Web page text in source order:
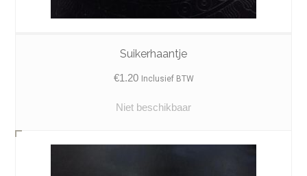
Suikerhaantje
€1.20 Inclusief BTW
Niet beschikbaar